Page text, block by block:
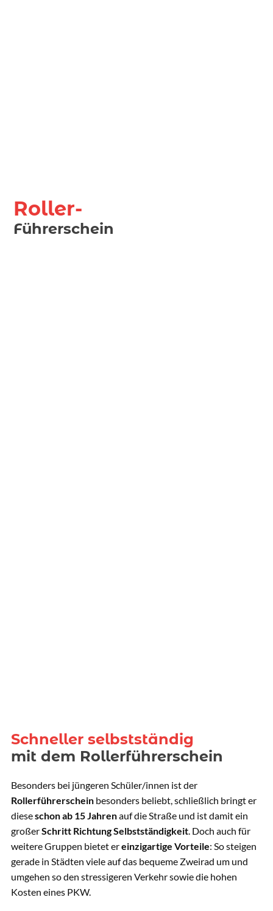
Roller-
Führerschein
Schneller selbstständig
mit dem Rollerführerschein
Besonders bei jüngeren Schüler/innen ist der
Rollerführerschein besonders beliebt, schließlich bringt er
dieseschon ab 15 Jahrenauf die Straße und ist damit ein
großerSchritt Richtung Selbstständigkeit. Doch auch für
weitere Gruppen bietet ereinzigartige Vorteile: So steigen
gerade in Städten viele auf das bequeme Zweirad um und
umgehen so den stressigeren Verkehr sowie die hohen
Kosten eines PKW.